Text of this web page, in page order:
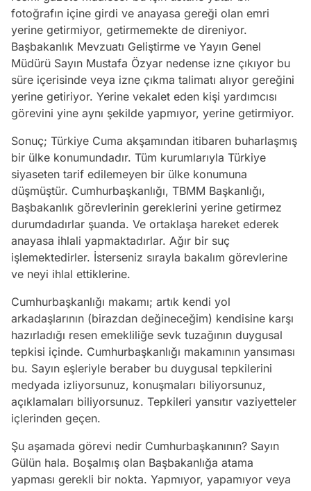
fotoğrafın içine girdi ve anayasa gereği olan emri
yerine getirmiyor, getirmemekte de direniyor.
Başbakanlık Mevzuatı Geliştirme ve Yayın Genel
Müdürü Sayın Mustafa Özyar nedense izne çıkıyor bu
süre içerisinde veya izne çıkma talimatı alıyor gereğini
yerine getiriyor. Yerine vekalet eden kişi yardımcısı
görevini yine aynı şekilde yapmıyor, yerine getirmiyor.
Sonuç; Türkiye Cuma akşamından itibaren buharlaşmış
bir ülke konumundadır. Tüm kurumlarıyla Türkiye
siyaseten tarif edilemeyen bir ülke konumuna
düşmüştür. Cumhurbaşkanlığı, TBMM Başkanlığı,
Başbakanlık görevlerinin gereklerini yerine getirmez
durumdadırlar şuanda. Ve ortaklaşa hareket ederek
anayasa ihlali yapmaktadırlar. Ağır bir suç
işlemektedirler. İsterseniz sırayla bakalım görevlerine
ve neyi ihlal ettiklerine.
Cumhurbaşkanlığı makamı; artık kendi yol
arkadaşlarının (birazdan değineceğim) kendisine karşı
hazırladığı resen emekliliğe sevk tuzağının duygusal
tepkisi içinde. Cumhurbaşkanlığı makamının yansıması
bu. Sayın eşleriyle beraber bu duygusal tepkilerini
medyada izliyorsunuz, konuşmaları biliyorsunuz,
açıklamaları biliyorsunuz. Tepkileri yansıtır vaziyetteler
içlerinden geçen.
Şu aşamada görevi nedir Cumhurbaşkanının? Sayın
Gülün hala. Boşalmış olan Başbakanlığa atama
yapması gerekli bir nokta. Yapmıyor, yapamıyor veya